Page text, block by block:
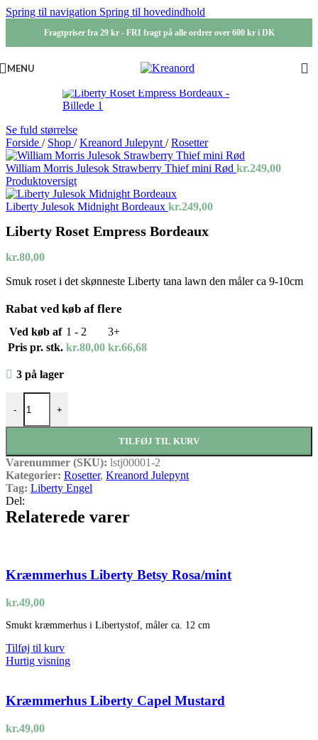
Spring til navigation Spring til hovedindhold
Fragtpriser fra 29 kr - FRI fragt på alle ordrer over 600 kr i DK
MENU
Se fuld størrelse
Forside / Shop / Kreanord Julepynt / Rosetter
William Morris Julesok Strawberry Thief mini Rød kr.249,00
Produktoversigt
Liberty Julesok Midnight Bordeaux kr.249,00
Liberty Roset Empress Bordeaux
kr.80,00
Smuk roset i det skønneste Liberty tana lawn den måler ca 9-10cm
Rabat ved køb af flere
Ved køb af 1 - 2
3+
Pris pr. stk. kr.80,00 kr.66,68
3 på lager
-
Liberty Roset Empress Bordeaux antal
+
TILFØJ TIL KURV
Varenummer (SKU): lstj00001-2
Kategorier: Rosetter, Kreanord Julepynt
Tag: Liberty Engel
Del:
Relaterede varer
Kræmmerhus Liberty Betsy Rosa/mint
kr.49,00
Smukt kræmmerhus i Libertystof, måler ca. 12 cm
Tilføj til kurv
Hurtig visning
Kræmmerhus Liberty Capel Mustard
kr.49,00